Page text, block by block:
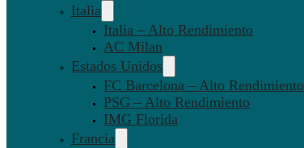
Italia
Italia – Alto Rendimiento
AC Milan
Estados Unidos
FC Barcelona – Alto Rendimiento
PSG – Alto Rendimiento
IMG Florida
Francia